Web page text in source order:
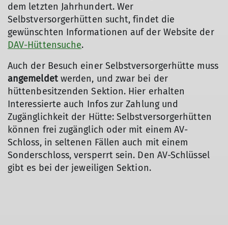
dem letzten Jahrhundert. Wer
Selbstversorgerhütten sucht, findet die
gewünschten Informationen auf der Website der
DAV-Hüttensuche.
Auch der Besuch einer Selbstversorgerhütte muss
angemeldet werden, und zwar bei der
hüttenbesitzenden Sektion. Hier erhalten
Interessierte auch Infos zur Zahlung und
Zugänglichkeit der Hütte: Selbstversorgerhütten
können frei zugänglich oder mit einem AV-
Schloss, in seltenen Fällen auch mit einem
Sonderschloss, versperrt sein. Den AV-Schlüssel
gibt es bei der jeweiligen Sektion.